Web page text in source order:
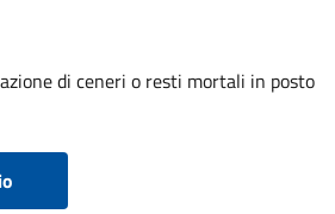
di ceneri o resti mortali in posto